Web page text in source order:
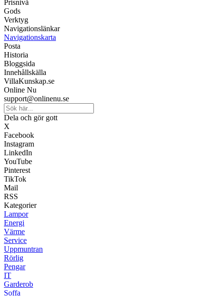
Prisnivå
Gods
Verktyg
Navigationslänkar
Navigationskarta
Posta
Historia
Bloggsida
Innehållskälla
VillaKunskap.se
Online Nu
support@onlinenu.se
Dela och gör gott
X
Facebook
Instagram
LinkedIn
YouTube
Pinterest
TikTok
Mail
RSS
Kategorier
Lampor
Energi
Värme
Service
Uppmuntran
Rörlig
Pengar
IT
Garderob
Soffa